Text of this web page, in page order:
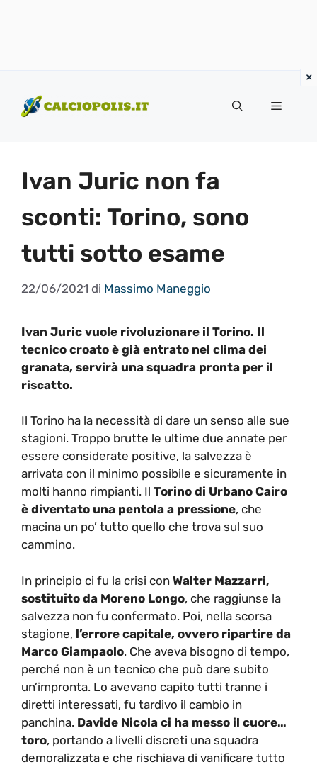
contenuto
Menu
Ivan Juric non fa
sconti: Torino, sono
tutti sotto esame
22/06/2021 di Massimo Maneggio
Ivan Juric vuole rivoluzionare il Torino. Il
tecnico croato è già entrato nel clima dei
granata, servirà una squadra pronta per il
riscatto.
Il Torino ha la necessità di dare un senso alle sue
stagioni. Troppo brutte le ultime due annate per
essere considerate positive, la salvezza è
arrivata con il minimo possibile e sicuramente in
molti hanno rimpianti. Il Torino di Urbano Cairo
è diventato una pentola a pressione, che
macina un po’ tutto quello che trova sul suo
cammino.
In principio ci fu la crisi con Walter Mazzarri,
sostituito da Moreno Longo, che raggiunse la
salvezza non fu confermato. Poi, nella scorsa
stagione, l’errore capitale, ovvero ripartire da
Marco Giampaolo. Che aveva bisogno di tempo,
perché non è un tecnico che può dare subito
un’impronta. Lo avevano capito tutti tranne i
diretti interessati, fu tardivo il cambio in
panchina. Davide Nicola ci ha messo il cuore…
toro, portando a livelli discreti una squadra
demoralizzata e che rischiava di vanificare tutto